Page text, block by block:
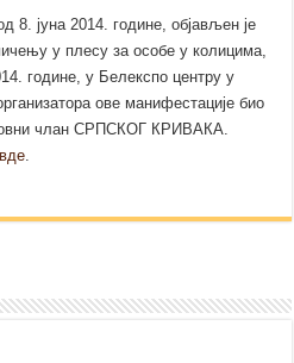
8. јуна 2014. године, објављен је
у плесу за особе у колицима,
године, у Белекспо центру у
ове манифестације био
члан СРПСКОГ КРИВАКА.